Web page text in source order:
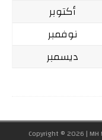
أكتوبر
نوفمبر
ديسمبر
Copyright © 2026 |